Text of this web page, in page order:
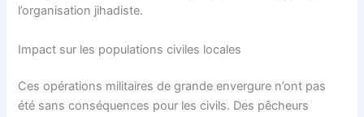
l’organisation jihadiste.
Impact sur les populations civiles locales
Ces opérations militaires de grande envergure n’ont pas
été sans conséquences pour les civils. Des pêcheurs